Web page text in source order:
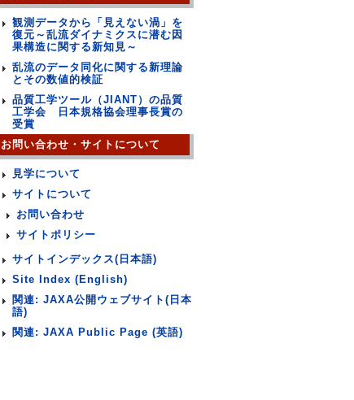
観測データから「見えない渦」を
復元～乱流ダイナミクスに潜む因
果構造に関する新知見～
乱流のデータ同化に関する新理論
とその数値的検証
品質工学ツール（JIANT）の品質
工学会 日本規格協会理事長賞の
受賞
お問い合わせ・サイトについて
見学について
サイトについて
お問い合わせ
サイトポリシー
サイトインデックス(日本語)
Site Index (English)
関連: JAXA公開ウェブサイト(日本
語)
関連: JAXA Public Page (英語)